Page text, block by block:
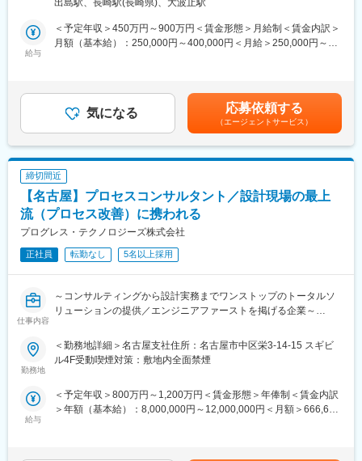
■ポジション魅力
◎元BCGの戦略コンサルタントやEY、Amazonなど、さまざまな
◎提案力だけでなく、技術力も備えたコンサルタントとして成長
し、市場価値が高く、希少性の高いコンサルタントとしてキャリ
アを築けます。
◎構想提案まで終わらず、実機導入まで一気通貫に携われ、手触
り感のあるコンサル業務ができます。
変更の範囲：会社の定める業務
＜舶用大型過給機生産技術業務＞
・新要素技術の開発（AM技術、自動化）
・最先端技術の生産現場への適用（DX、IOT、AIなど）
上記業務を進めるに当たり、生産管理や設計業務を担当いただく
こともあります。
事業内容：舶用ボイラ、舶用タービン、過給機、の製造及びアフ
ターサービス
◆業務の魅力：
製品の重量は最大16ton、且つ、高速回転体であり、高い技術や技
その製作工程に携わることで、技術者としてモノづくりの醍醐味
幅広く携わることもでき、事業運営に直接的に貢献できる実感と
やりがいを感じることができます。
■働き方：
採用予定部署は3つの係で構成され、作業者を含めると総勢50名
り組んでいます。各人の発想力や技術力が存分に発揮でき、提案
や意見を活発に議論して反映していける職場を目指しています。
出島駅、長崎駅(長崎県)、大波止駅
給与
＜予定年収＞450万円～900万円＜賃金形態＞月給制＜賃金内訳＞
月額（基本給）：250,000円～400,000円＜月給＞250,000円～
あり、選考を通じて上下する可能性があります。月給(月額)は固定
手当を含めた表記です。
気になる 応募依頼する
（エージェントサービス）
締切間近
【名古屋】プロセスコンサルタント／設計現場の最上
流（プロセス改善）に携われる
プログレス・テクノロジーズ株式会社
正社員 転勤なし 5名以上採用
仕事内容
～コンサルティングから設計実務までワンストップのトータルソ
リューションの提供／エンジニアファーストを掲げる企業～
■職務内容：
大手メーカーの設計開発部門に対して、設計領域の改善コンサル
主導しております。
勤務地
＜勤務地詳細＞名古屋支社住所：名古屋市中区栄3-14-15 スギビ
ル4F受動喫煙対策：敷地内全面禁煙
給与
＜予定年収＞800万円～1,200万円＜賃金形態＞年俸制＜賃金内訳
＞年額（基本給）：8,000,000円～12,000,000円＜月額＞666,666